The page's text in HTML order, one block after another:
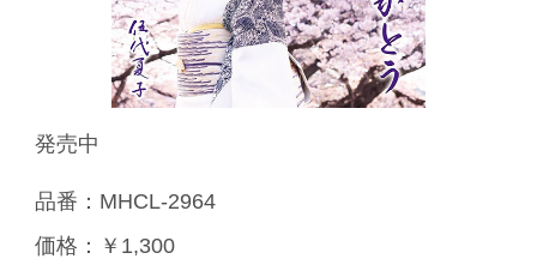
発売中
品番：MHCL-2964
価格：￥1,300